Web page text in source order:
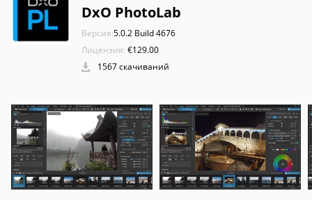
DxO PhotoLab
Версия:5.0.2 Build 4676
Лицензия: €129.00
1567 скачиваний